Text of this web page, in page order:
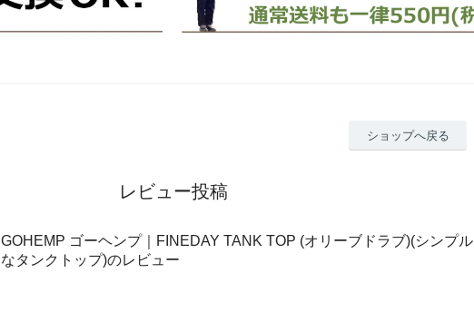
ショップへ戻る
レビュー投稿
GOHEMP ゴーヘンプ｜FINEDAY TANK TOP (オリーブドラブ)(シンプル
なタンクトップ)のレビュー